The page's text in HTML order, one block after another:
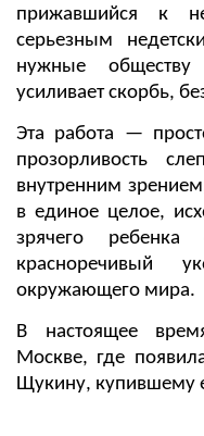
прижавшийся к
серьезным
нужные
усиливает скорбь,
Эта работа —
прозорливость
внутренним
в единое целое,
зрячего
красноречивый
окружающего мира.
В настоящее
Москве, где
Щукину, купившему